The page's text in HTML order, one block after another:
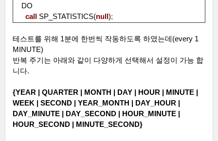
DO
call SP_STATISTICS(null);
테스트를 위해 1분에 한번씩 작동하도록 하였는데(every 1
MINUTE)
반복 주기는 아래와 같이 다양하게 선택해서 설정이 가능 합
니다.
{YEAR | QUARTER | MONTH | DAY | HOUR | MINUTE |
WEEK | SECOND | YEAR_MONTH | DAY_HOUR |
DAY_MINUTE | DAY_SECOND | HOUR_MINUTE |
HOUR_SECOND | MINUTE_SECOND}